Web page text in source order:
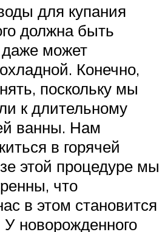
для купания
должна быть
может
Конечно,
поскольку мы
к длительному
ванны. Нам
в горячей
этой процедуре мы
что
в этом становится
новорожденного